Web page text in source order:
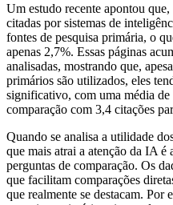
Um estudo recente apontou
citadas por sistemas de
fontes de pesquisa primária, o
apenas 2,7%. Essas páginas
analisadas, mostrando que,
primários são utilizados, eles
significativo, com uma média
comparação com 3,4 citações
Quando se analisa a utilidade
que mais atrai a atenção da IA é
perguntas de comparação. Os
que facilitam comparações
que realmente se destacam. Por